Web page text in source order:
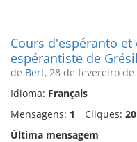
Cours d'espéranto et
espérantiste de
de Bert, 28 de fevereiro de
Idioma: Français
Mensagens: 1 Cliques:
Última mensagem